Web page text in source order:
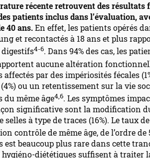
récente retrouvent des résultats
patients inclus dans l’évaluation,
40 ans.En effet, les patients opérés
et recontactés à 18 ans et plus
4-6. Dans 94% des cas, les
aucune altération
par des impériosités fécales
ou un retentissement sur la vie
même âge4,6. Les symptômes
significative sont la modification
à type de traces (16%). Le taux
contrôle de même âge, de l’ordre de
beaucoup plus rare dans cette
hygiéno-diététiques suffisent à traiter